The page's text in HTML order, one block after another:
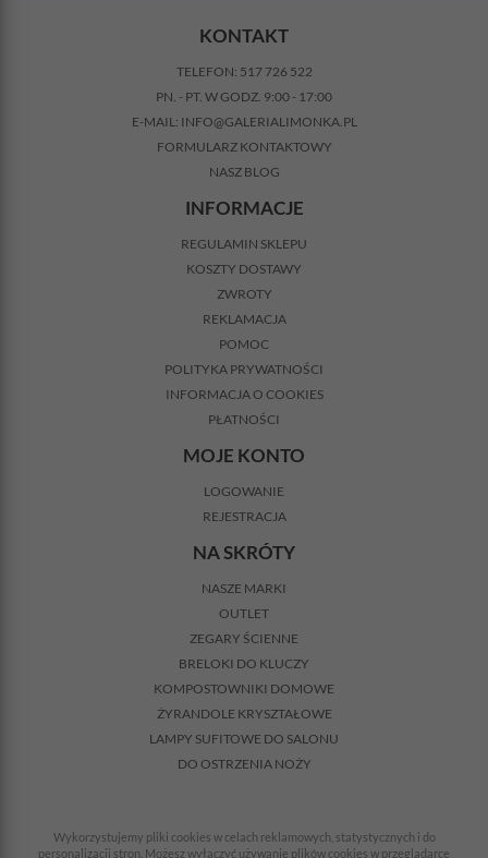
KONTAKT
TELEFON: 517 726 522
PN. - PT. W GODZ. 9:00 - 17:00
E-MAIL: INFO@GALERIALIMONKA.PL
FORMULARZ KONTAKTOWY
NASZ BLOG
INFORMACJE
REGULAMIN SKLEPU
KOSZTY DOSTAWY
ZWROTY
REKLAMACJA
POMOC
POLITYKA PRYWATNOŚCI
INFORMACJA O COOKIES
PŁATNOŚCI
MOJE KONTO
LOGOWANIE
REJESTRACJA
NA SKRÓTY
NASZE MARKI
OUTLET
ZEGARY ŚCIENNE
BRELOKI DO KLUCZY
KOMPOSTOWNIKI DOMOWE
ŻYRANDOLE KRYSZTAŁOWE
LAMPY SUFITOWE DO SALONU
DO OSTRZENIA NOŻY
Wykorzystujemy pliki cookies w celach reklamowych, statystycznych i do
personalizacji stron. Możesz wyłączyć używanie plików cookies w przeglądarce